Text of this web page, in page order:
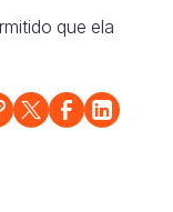
que ela